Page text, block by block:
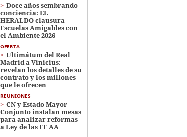
Doce años sembrando
conciencia: EL
HERALDO clausura
Escuelas Amigables con
el Ambiente 2026
OFERTA
Ultimátum del Real
Madrid a Vinicius:
revelan los detalles de su
contrato y los millones
que le ofrecen
REUNIONES
CN y Estado Mayor
Conjunto instalan mesas
para analizar reformas
a Ley de las FF AA